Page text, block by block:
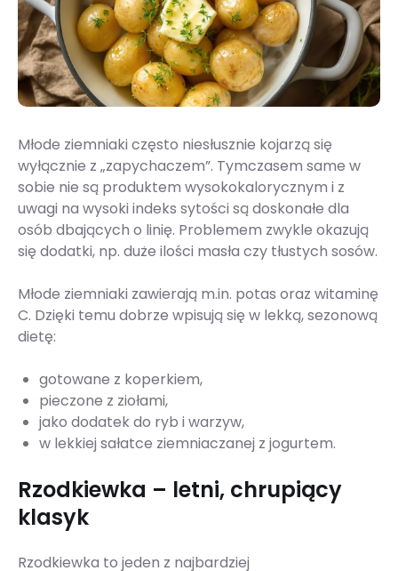
Młode ziemniaki często niesłusznie kojarzą się
wyłącznie z „zapychaczem”. Tymczasem same w
sobie nie są produktem wysokokalorycznym i z
uwagi na wysoki indeks sytości są doskonałe dla
osób dbających o linię. Problemem zwykle okazują
się dodatki, np. duże ilości masła czy tłustych sosów.
Młode ziemniaki zawierają m.in. potas oraz witaminę
C. Dzięki temu dobrze wpisują się w lekką, sezonową
dietę:
gotowane z koperkiem,
pieczone z ziołami,
jako dodatek do ryb i warzyw,
w lekkiej sałatce ziemniaczanej z jogurtem.
Rzodkiewka – letni, chrupiący
klasyk
Rzodkiewka to jeden z najbardziej